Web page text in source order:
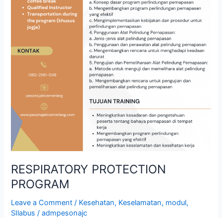
RESPIRATORY PROTECTION
PROGRAM
Leave a Comment / Kesehatan, Keselamatan, modul,
SIlabus /admpesonajc